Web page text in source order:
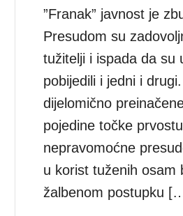
”Franak” javnost je
Presudom su
tužitelji i ispada da su
pobijedili i jedni i
dijelomično
pojedine točke
nepravomoćne
u korist tuženih osam
žalbenom postupku